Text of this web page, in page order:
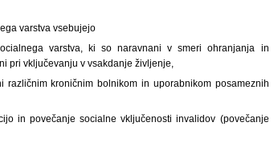
varstva vsebujejo
varstva, ki so naravnani v smeri ohranjanja in
pri vključevanju v vsakdanje življenje,
kroničnim bolnikom in uporabnikom posameznih
in povečanje socialne vključenosti invalidov (povečanje